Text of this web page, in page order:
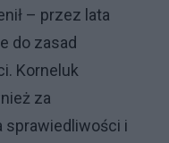
– przez lata
do zasad
Korneluk
za
i